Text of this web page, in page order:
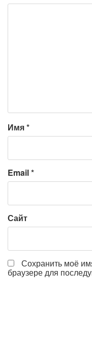
Имя*
Email*
Сайт
Сохранить моё
браузере для